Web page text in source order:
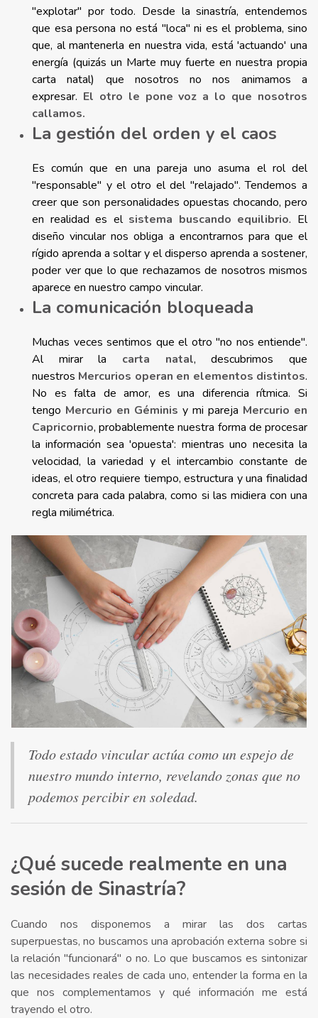
"explotar" por todo. Desde la sinastría, entendemos
que esa persona no está "loca" ni es el problema, sino
que, al mantenerla en nuestra vida, está 'actuando' una
energía (quizás un Marte muy fuerte en nuestra propia
carta natal) que nosotros no nos animamos a
expresar. El otro le pone voz a lo que nosotros
callamos.
La gestión del orden y el caos
Es común que en una pareja uno asuma el rol del
"responsable" y el otro el del "relajado". Tendemos a
creer que son personalidades opuestas chocando, pero
en realidad es el sistema buscando equilibrio. El
diseño vincular nos obliga a encontrarnos para que el
rígido aprenda a soltar y el disperso aprenda a sostener,
poder ver que lo que rechazamos de nosotros mismos
aparece en nuestro campo vincular.
La comunicación bloqueada
Muchas veces sentimos que el otro "no nos entiende".
Al mirar la carta natal, descubrimos que
nuestros Mercurios operan en elementos distintos.
No es falta de amor, es una diferencia rítmica. Si
tengo Mercurio en Géminis y mi pareja Mercurio en
Capricornio, probablemente nuestra forma de procesar
la información sea 'opuesta': mientras uno necesita la
velocidad, la variedad y el intercambio constante de
ideas, el otro requiere tiempo, estructura y una finalidad
concreta para cada palabra, como si las midiera con una
regla milimétrica.
Todo estado vincular actúa como un espejo de
nuestro mundo interno, revelando zonas que no
podemos percibir en soledad.
¿Qué sucede realmente en una
sesión de Sinastría?
Cuando nos disponemos a mirar las dos cartas
superpuestas, no buscamos una aprobación externa sobre si
la relación "funcionará" o no. Lo que buscamos es sintonizar
las necesidades reales de cada uno, entender la forma en la
que nos complementamos y qué información me está
trayendo el otro.